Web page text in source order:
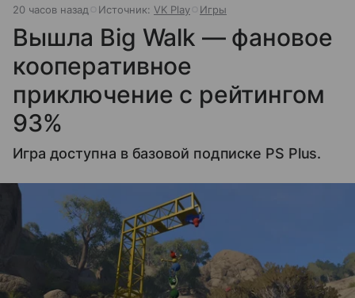
20 часов назад Источник: VK Play Игры
Вышла Big Walk — фановое
кооперативное
приключение с рейтингом
93%
Игра доступна в базовой подписке PS Plus.